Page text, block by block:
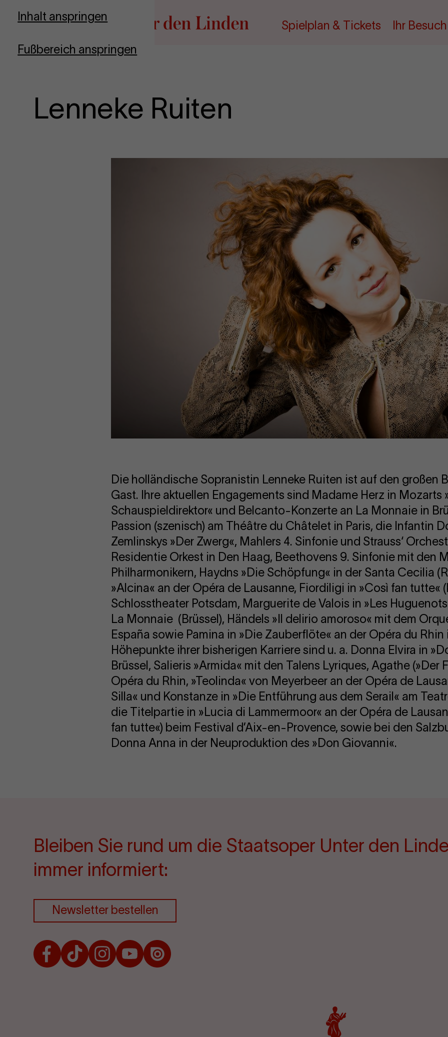
Inhalt anspringen
Fußbereich anspringen
Zur Startseite
Spielplan & Tickets Ihr Besuch
Lenneke Ruiten
Die holländische Sopranistin Lenneke Ruiten ist auf den großen
Gast. Ihre aktuellen Engagements sind Madame Herz in Mozarts
Schauspieldirektor« und Belcanto-Konzerte an La Monnaie in
Passion (szenisch) am Théâtre du Châtelet in Paris, die Infantin
Zemlinskys »Der Zwerg«, Mahlers 4. Sinfonie und Strauss‘
Residentie Orkest in Den Haag, Beethovens 9. Sinfonie mit den
Philharmonikern, Haydns »Die Schöpfung« in der Santa Cecilia
»Alcina« an der Opéra de Lausanne, Fiordiligi in »Così fan tutte«
Schlosstheater Potsdam, Marguerite de Valois in »Les
La Monnaie (Brüssel), Händels »Il delirio amoroso« mit dem
España sowie Pamina in »Die Zauberflöte« an der Opéra du Rhin
Höhepunkte ihrer bisherigen Karriere sind u. a. Donna Elvira in
Brüssel, Salieris »Armida« mit den Talens Lyriques, Agathe (»Der
Opéra du Rhin, »Teolinda« von Meyerbeer an der Opéra de
Silla« und Konstanze in »Die Entführung aus dem Serail« am
die Titelpartie in »Lucia di Lammermoor« an der Opéra de
fan tutte«) beim Festival d’Aix-en-Provence, sowie bei den
Donna Anna in der Neuproduktion des »Don Giovanni«.
Bleiben Sie rund um die Staatsoper Unter den
immer informiert:
Newsletter bestellen
Facebook
TikTokInstagram
Youtube
Issuu